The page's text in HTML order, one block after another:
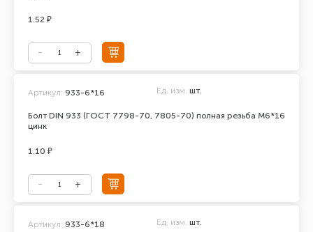
1.52 ₽
Болт DIN 933 (ГОСТ 7798-70, 7805-70) полная резьба М6*16
цинк
Артикул: 933-6*16 Ед. изм. шт.
1.10 ₽
Артикул: 933-6*18 Ед. изм. шт.